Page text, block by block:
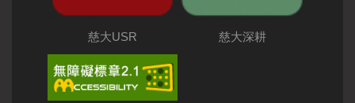
慈大USR 慈大深耕